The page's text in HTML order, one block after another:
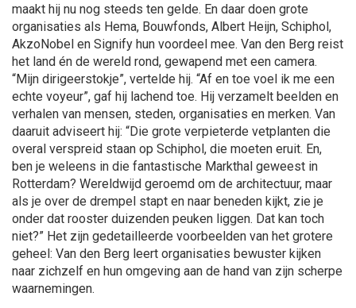
maakt hij nu nog steeds ten gelde. En daar doen grote
organisaties als Hema, Bouwfonds, Albert Heijn, Schiphol,
AkzoNobel en Signify hun voordeel mee. Van den Berg reist
het land én de wereld rond, gewapend met een camera.
“Mijn dirigeerstokje”, vertelde hij. “Af en toe voel ik me een
echte voyeur”, gaf hij lachend toe. Hij verzamelt beelden en
verhalen van mensen, steden, organisaties en merken. Van
daaruit adviseert hij: “Die grote verpieterde vetplanten die
overal verspreid staan op Schiphol, die moeten eruit. En,
ben je weleens in die fantastische Markthal geweest in
Rotterdam? Wereldwijd geroemd om de architectuur, maar
als je over de drempel stapt en naar beneden kijkt, zie je
onder dat rooster duizenden peuken liggen. Dat kan toch
niet?” Het zijn gedetailleerde voorbeelden van het grotere
geheel: Van den Berg leert organisaties bewuster kijken
naar zichzelf en hun omgeving aan de hand van zijn scherpe
waarnemingen.